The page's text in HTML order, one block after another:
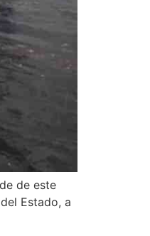
de este
Estado, a